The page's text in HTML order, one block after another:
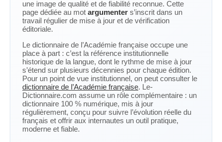
une image de qualité et de fiabilité reconnue. Cette
page dédiée au mot argumenter s’inscrit dans un
travail régulier de mise à jour et de vérification
éditoriale.
Le dictionnaire de l’Académie française occupe une
place à part : c’est la référence institutionnelle
historique de la langue, dont le rythme de mise à jour
s’étend sur plusieurs décennies pour chaque édition.
Pour un point de vue institutionnel, on peut consulter le
dictionnaire de l’Académie française. Le-
Dictionnaire.com assume un rôle complémentaire : un
dictionnaire 100 % numérique, mis à jour
régulièrement, conçu pour suivre l’évolution réelle du
français et offrir aux internautes un outil pratique,
moderne et fiable.